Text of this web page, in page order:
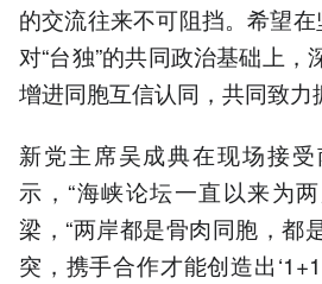
的交流往来不可阻挡。希望在
对“台独”的共同政治基础上，
增进同胞互信认同，共同致力
新党主席吴成典在现场接
示，“海峡论坛一直以来为
梁，“两岸都是骨肉同胞，都
突，携手合作才能创造出